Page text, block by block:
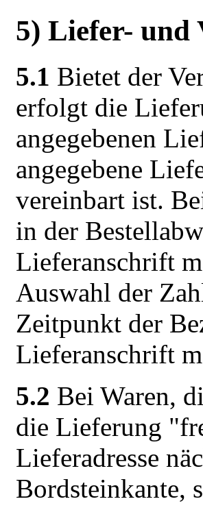
5) Liefer- und
5.1 Bietet der
erfolgt die
angegebenen
angegebene
vereinbart ist.
in der
Lieferanschrift
Auswahl der
Zeitpunkt der
Lieferanschrift
5.2 Bei Waren,
die Lieferung
Lieferadresse
Bordsteinkante,